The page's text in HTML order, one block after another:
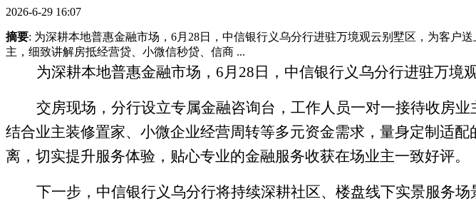
2026-6-29 16:07
摘要: 为深耕本地普惠金融市场，6月28日，中信银行义乌分行进驻万境观云别墅区，为客户
主，细致讲解房抵经营贷、小微信秒贷、信商 ...
为深耕本地普惠金融市场， 6月28日，中信银行义乌分行进驻万境
交房现场， 分行设立专属金融咨询台，工作人员一对一接待收房
结合业主装修置家、小微企业经营周转等多元资金需求，量身定制适
离，切实提升服务体验，贴心专业的金融服务收获在场业主一致好评。
下一步，中信银行义乌分行将持续深耕社区、楼盘线下实景服务